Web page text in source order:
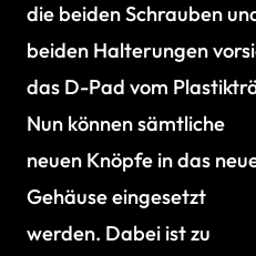
die beiden Schrauben
beiden Halterungen
das D-Pad vom
Nun können sämtliche
neuen Knöpfe in das
Gehäuse eingesetzt
werden. Dabei ist zu